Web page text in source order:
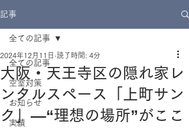
記事
全ての記事
空室対策
お知らせ
実績
全ての記事
大阪・天王寺区の隠れ家レ
ンタルスペース「上町サン
ク」―“理想の場所”がここ
2024年12月11日 読了時間: 4分